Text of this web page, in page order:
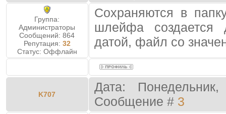
Группа:
Администраторы
Сообщений:864
Репутация: 32
Статус: Оффлайн
Сохраняются в
шлейфа
датой, файл со
K707
Дата:
Сообщение # 3